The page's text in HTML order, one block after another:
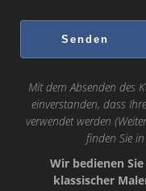
Mit dem Absenden des
einverstanden, dass
verwendet werden
finden Sie
Wir bedienen
klassischer